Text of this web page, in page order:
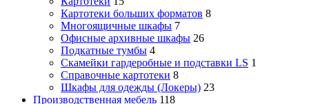
Картотеки больших форматов 8
Многоящичные шкафы 7
Офисные архивные шкафы 26
Подкатные тумбы 4
Скамейки гардеробные и подставки LS 1
Справочные картотеки 8
Шкафы для одежды (Локеры) 23
Производственная мебель 118